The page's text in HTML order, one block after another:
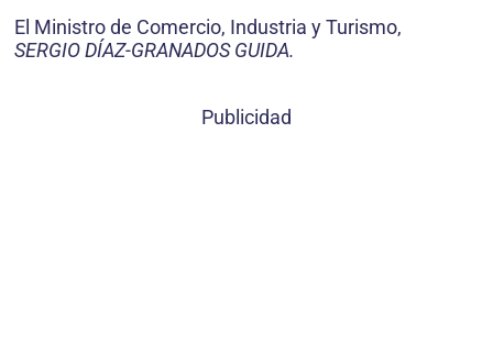
El Ministro de Comercio, Industria y Turismo,
SERGIO DÍAZ-GRANADOS GUIDA.
Publicidad